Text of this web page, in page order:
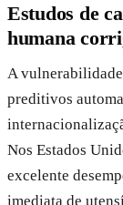
Estudos de
humana
A
preditivos
Nos Estados
excelente
imediata de